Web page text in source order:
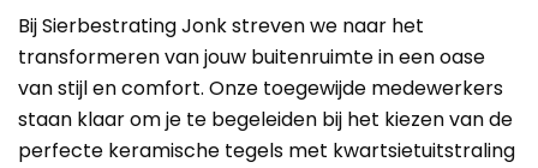
Bij Sierbestrating Jonk streven we naar het
transformeren van jouw buitenruimte in een oase
van stijl en comfort. Onze toegewijde medewerkers
staan klaar om je te begeleiden bij het kiezen van de
perfecte keramische tegels met kwartsietuitstraling